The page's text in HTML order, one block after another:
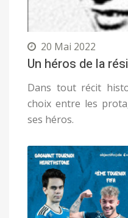
20 Mai 2022
Un héros de la
Dans tout récit
choix entre les
ses héros.